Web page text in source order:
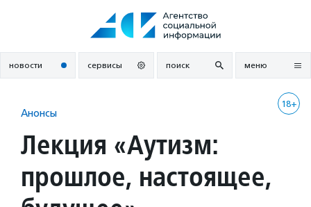
новости сервисы поиск меню
18+
Анонсы
Лекция «Аутизм:
прошлое, настоящее,